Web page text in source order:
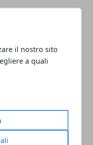
il nostro sito
a quali
a
aggravato